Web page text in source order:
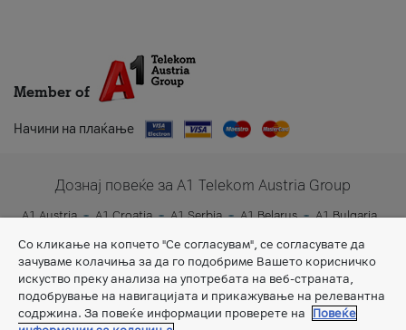
Member of
Начини на плаќање
Дознај повеќе за A1 Telekom Austria Group
A1 Austria A1 Croatia A1 Serbia A1 Belarus
A1 Bulgaria
Со кликање на копчето "Се согласувам", се согласувате да
зачуваме колачиња за да го подобриме Вашето корисничко
искуство преку анализа на употребата на веб-страната,
подобрување на навигацијата и прикажување на релевантна
содржина. За повеќе информации проверете на
Повеќе